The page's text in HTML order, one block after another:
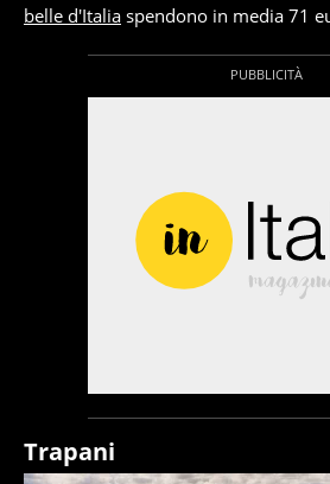
belle d'Italia spendono in media 71
Trapani